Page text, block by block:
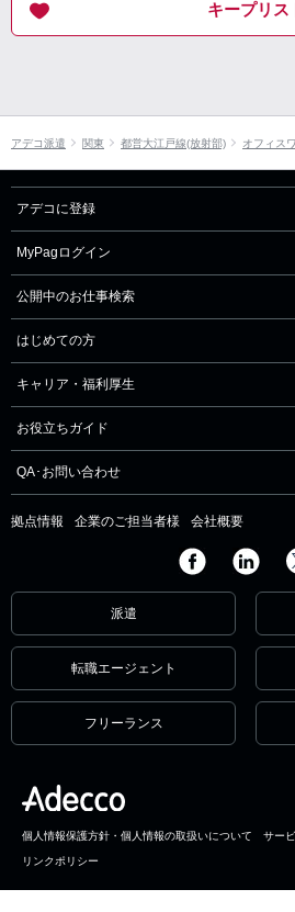
キープリス
アデコ派遣 関東 都営大江戸線(放射部) オフィス
アデコに登録
MyPagログイン
公開中のお仕事検索
はじめての方
キャリア・福利厚生
お役立ちガイド
QA･お問い合わせ
拠点情報 企業のご担当者様 会社概要
派遣
転職エージェント
フリーランス
個人情報保護方針・個人情報の取扱いについて サー
リンクポリシー